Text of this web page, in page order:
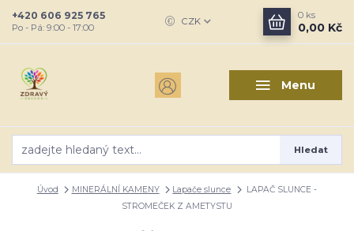
Menu
CZK
Hledat
+420 606 925 765
Po - Pá: 9:00 - 17:00
0 ks
0,00 Kč
Úvod MINERÁLNÍ KAMENY Lapače slunce
LAPAČ SLUNCE -
STROMEČEK Z AMETYSTU